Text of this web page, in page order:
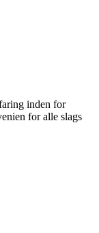
inden for
for alle slags